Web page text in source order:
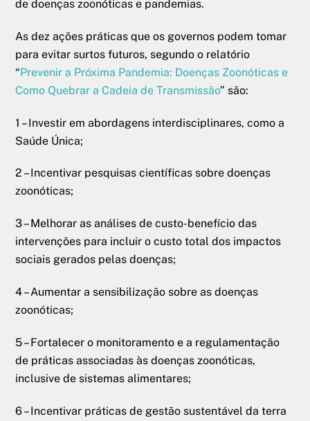
de doenças zoonóticas e pandemias.
As dez ações práticas que os governos podem tomar
para evitar surtos futuros, segundo o relatório
“Prevenir a Próxima Pandemia: Doenças Zoonóticas e
Como Quebrar a Cadeia de Transmissão” são:
1 – Investir em abordagens interdisciplinares, como a
Saúde Única;
2 – Incentivar pesquisas científicas sobre doenças
zoonóticas;
3 – Melhorar as análises de custo-benefício das
intervenções para incluir o custo total dos impactos
sociais gerados pelas doenças;
4 – Aumentar a sensibilização sobre as doenças
zoonóticas;
5 – Fortalecer o monitoramento e a regulamentação
de práticas associadas às doenças zoonóticas,
inclusive de sistemas alimentares;
6 – Incentivar práticas de gestão sustentável da terra